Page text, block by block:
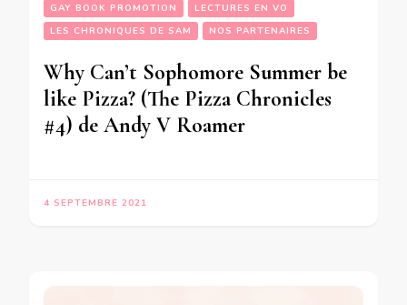
GAY BOOK PROMOTION
LECTURES EN VO
LES CHRONIQUES DE SAM
NOS PARTENAIRES
Why Can’t Sophomore Summer be
like Pizza? (The Pizza Chronicles
#4) de Andy V Roamer
4 SEPTEMBRE 2021